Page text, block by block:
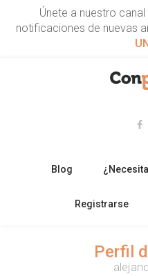
Únete a nuestro canal
notificaciones de nuevas
Blog
Registrarse
Perfil